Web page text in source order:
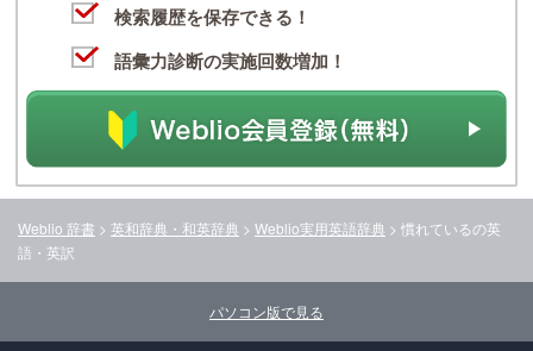
検索履歴を保存できる！
語彙力診断の実施回数増加！
Weblio 辞書 > 英和辞典・和英辞典 > Weblio実用英語辞典 > 慣れているの英
語・英訳
パソコン版で見る